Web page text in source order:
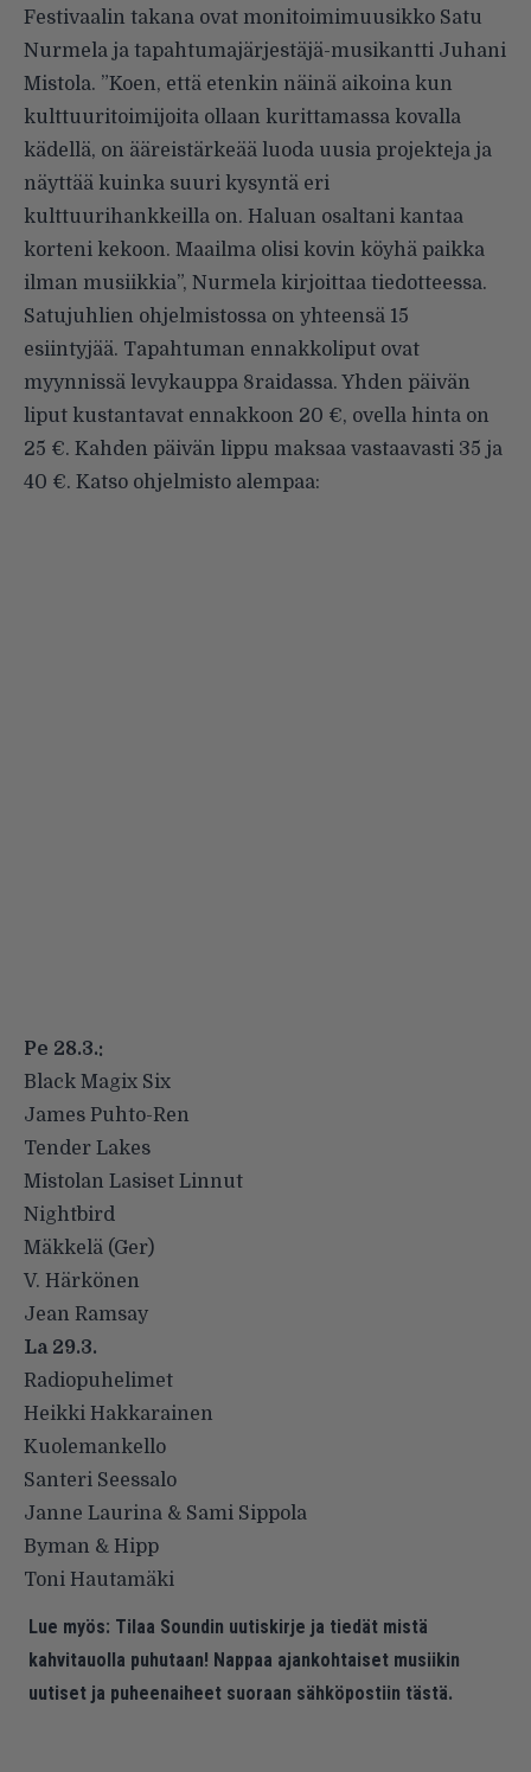
Festivaalin takana ovat monitoimimuusikko Satu
Nurmela ja tapahtumajärjestäjä-musikantti Juhani
Mistola. ”Koen, että etenkin näinä aikoina kun
kulttuuritoimijoita ollaan kurittamassa kovalla
kädellä, on ääreistärkeää luoda uusia projekteja ja
näyttää kuinka suuri kysyntä eri
kulttuurihankkeilla on. Haluan osaltani kantaa
korteni kekoon. Maailma olisi kovin köyhä paikka
ilman musiikkia”, Nurmela kirjoittaa tiedotteessa.
Satujuhlien ohjelmistossa on yhteensä 15
esiintyjää. Tapahtuman ennakkoliput ovat
myynnissä levykauppa 8raidassa. Yhden päivän
liput kustantavat ennakkoon 20 €, ovella hinta on
25 €. Kahden päivän lippu maksaa vastaavasti 35 ja
40 €. Katso ohjelmisto alempaa:
Pe 28.3.:
Black Magix Six
James Puhto-Ren
Tender Lakes
Mistolan Lasiset Linnut
Nightbird
Mäkkelä (Ger)
V. Härkönen
Jean Ramsay
La 29.3.
Radiopuhelimet
Heikki Hakkarainen
Kuolemankello
Santeri Seessalo
Janne Laurina & Sami Sippola
Byman & Hipp
Toni Hautamäki
Lue myös: Tilaa Soundin uutiskirje ja tiedät mistä
kahvitauolla puhutaan! Nappaa ajankohtaiset musiikin
uutiset ja puheenaiheet suoraan sähköpostiin tästä.